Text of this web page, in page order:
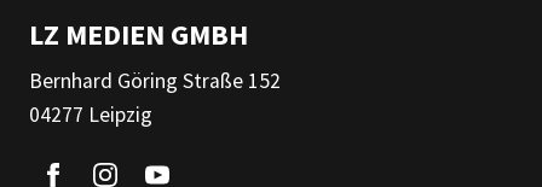
LZ MEDIEN GMBH
Bernhard Göring Straße 152
04277 Leipzig